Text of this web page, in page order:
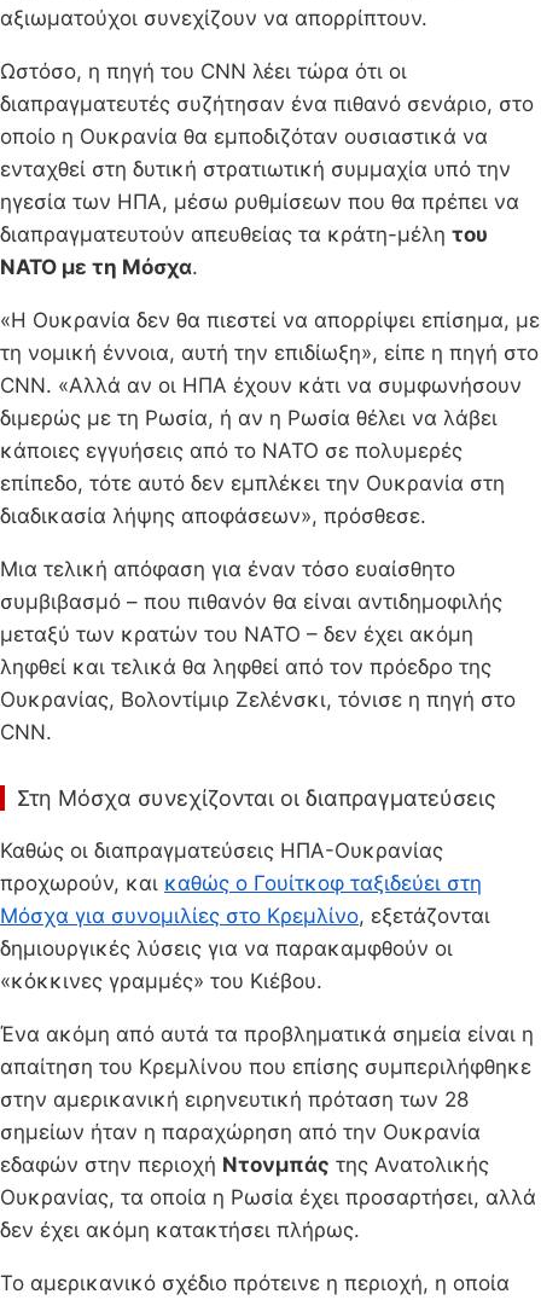
αξιωματούχοι συνεχίζουν να απορρίπτουν.
Ωστόσο, η πηγή του CNN λέει τώρα ότι οι
διαπραγματευτές συζήτησαν ένα πιθανό σενάριο, στο
οποίο η Ουκρανία θα εμποδιζόταν ουσιαστικά να
ενταχθεί στη δυτική στρατιωτική συμμαχία υπό την
ηγεσία των ΗΠΑ, μέσω ρυθμίσεων που θα πρέπει να
διαπραγματευτούν απευθείας τα κράτη-μέλη του
ΝΑΤΟ με τη Μόσχα.
«Η Ουκρανία δεν θα πιεστεί να απορρίψει επίσημα, με
τη νομική έννοια, αυτή την επιδίωξη», είπε η πηγή στο
CNN. «Αλλά αν οι ΗΠΑ έχουν κάτι να συμφωνήσουν
διμερώς με τη Ρωσία, ή αν η Ρωσία θέλει να λάβει
κάποιες εγγυήσεις από το ΝΑΤΟ σε πολυμερές
επίπεδο, τότε αυτό δεν εμπλέκει την Ουκρανία στη
διαδικασία λήψης αποφάσεων», πρόσθεσε.
Μια τελική απόφαση για έναν τόσο ευαίσθητο
συμβιβασμό – που πιθανόν θα είναι αντιδημοφιλής
μεταξύ των κρατών του ΝΑΤΟ – δεν έχει ακόμη
ληφθεί και τελικά θα ληφθεί από τον πρόεδρο της
Ουκρανίας, Βολοντίμιρ Ζελένσκι, τόνισε η πηγή στο
CNN.
Στη Μόσχα συνεχίζονται οι διαπραγματεύσεις
Καθώς οι διαπραγματεύσεις ΗΠΑ-Ουκρανίας
προχωρούν, και καθώς ο Γουίτκοφ ταξιδεύει στη
Μόσχα για συνομιλίες στο Κρεμλίνο, εξετάζονται
δημιουργικές λύσεις για να παρακαμφθούν οι
«κόκκινες γραμμές» του Κιέβου.
Ένα ακόμη από αυτά τα προβληματικά σημεία είναι η
απαίτηση του Κρεμλίνου που επίσης συμπεριλήφθηκε
στην αμερικανική ειρηνευτική πρόταση των 28
σημείων ήταν η παραχώρηση από την Ουκρανία
εδαφών στην περιοχή Ντονμπάς της Ανατολικής
Ουκρανίας, τα οποία η Ρωσία έχει προσαρτήσει, αλλά
δεν έχει ακόμη κατακτήσει πλήρως.
Το αμερικανικό σχέδιο πρότεινε η περιοχή, η οποία